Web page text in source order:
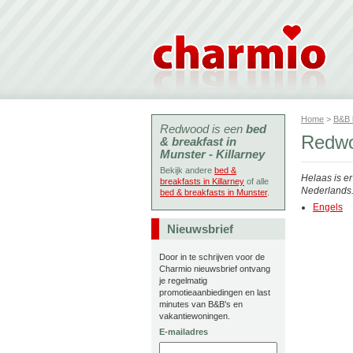
Home > B&B
Helaas is
Engels
Redwood is een bed
& breakfast in
Munster - Killarney
Bekijk andere bed &
breakfasts in Killarney of alle
bed & breakfasts in Munster.
Nieuwsbrief
Door in te schrijven voor de
Charmio nieuwsbrief ontvang
je regelmatig
promotieaanbiedingen en last
minutes van B&B's en
vakantiewoningen.
E-mailadres